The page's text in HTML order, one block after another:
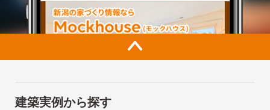
建築実例から探す